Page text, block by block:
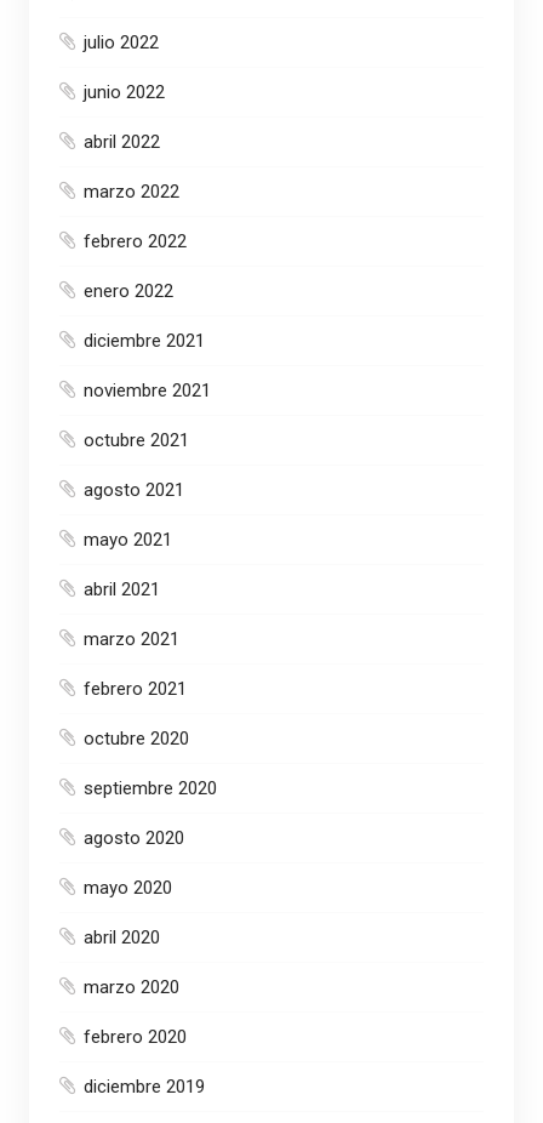
julio 2022
junio 2022
abril 2022
marzo 2022
febrero 2022
enero 2022
diciembre 2021
noviembre 2021
octubre 2021
agosto 2021
mayo 2021
abril 2021
marzo 2021
febrero 2021
octubre 2020
septiembre 2020
agosto 2020
mayo 2020
abril 2020
marzo 2020
febrero 2020
diciembre 2019